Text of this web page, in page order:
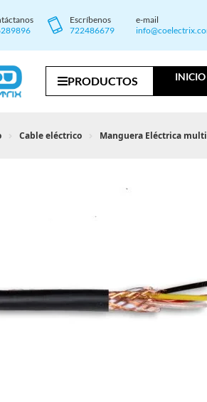
Escríbenos
722486679
e-mail
PRODUCTOS INICIO
Cable eléctrico Manguera Eléctrica